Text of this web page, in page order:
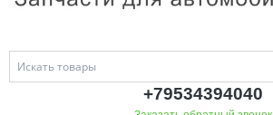
+79534394040